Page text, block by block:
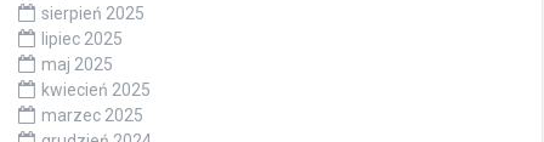
sierpień 2025
lipiec 2025
maj 2025
kwiecień 2025
marzec 2025